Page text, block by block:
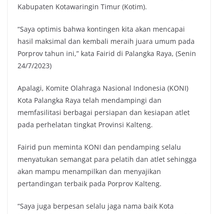
Kabupaten Kotawaringin Timur (Kotim).
“Saya optimis bahwa kontingen kita akan mencapai
hasil maksimal dan kembali meraih juara umum pada
Porprov tahun ini,” kata Fairid di Palangka Raya, (Senin
24/7/2023)
Apalagi, Komite Olahraga Nasional Indonesia (KONI)
Kota Palangka Raya telah mendampingi dan
memfasilitasi berbagai persiapan dan kesiapan atlet
pada perhelatan tingkat Provinsi Kalteng.
Fairid pun meminta KONI dan pendamping selalu
menyatukan semangat para pelatih dan atlet sehingga
akan mampu menampilkan dan menyajikan
pertandingan terbaik pada Porprov Kalteng.
“Saya juga berpesan selalu jaga nama baik Kota